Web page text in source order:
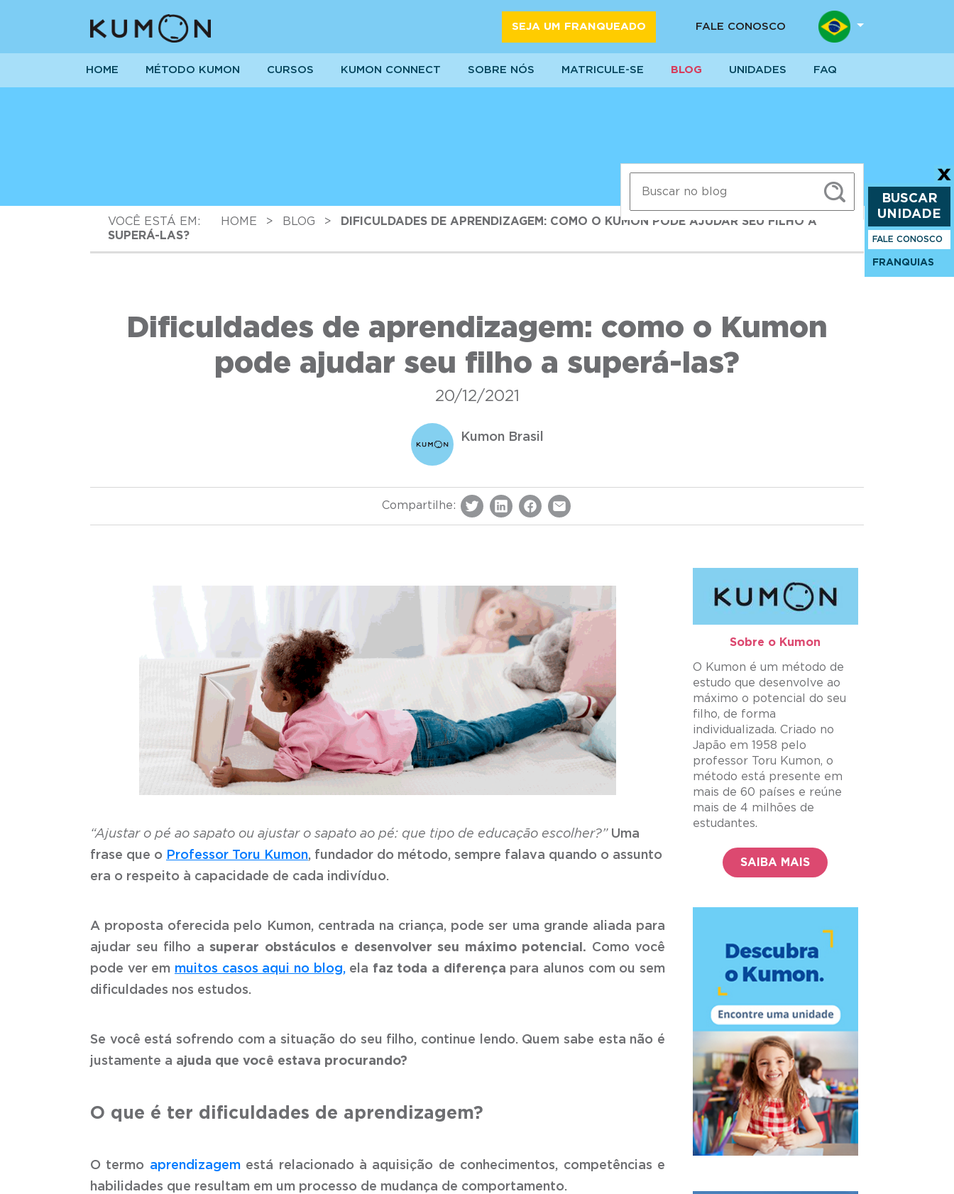
SEJA UM FRANQUEADO FALE CONOSCO
HOME MÉTODO KUMON CURSOS KUMON CONNECT SOBRE NÓS MATRICULE-SE BLOG UNIDADES FAQ
VOCÊ ESTÁ EM: HOME > BLOG >
DIFICULDADES DE APRENDIZAGEM: COMO O KUMON PODE AJUDAR SEU FILHO A
SUPERÁ-LAS?
Dificuldades de aprendizagem: como o Kumon
pode ajudar seu filho a superá-las?
20/12/2021
Kumon Brasil
Compartilhe:
“Ajustar o pé ao sapato ou ajustar o sapato ao pé: que tipo de educação escolher?” Uma
frase que o Professor Toru Kumon, fundador do método, sempre falava quando o assunto
era o respeito à capacidade de cada indivíduo.
A proposta oferecida pelo Kumon, centrada na criança, pode ser uma grande aliada para
ajudar seu filho a superar obstáculos e desenvolver seu máximo potencial. Como você
pode ver em muitos casos aqui no blog,ela faz toda a diferença para alunos com ou sem
dificuldades nos estudos.
Se você está sofrendo com a situação do seu filho, continue lendo. Quem sabe esta não é
justamente a ajuda que você estava procurando?
O que é ter dificuldades de aprendizagem?
O termo aprendizagemestá relacionado à aquisição de conhecimentos, competências e
habilidades que resultam em um processo de mudança de comportamento.
Sobre o Kumon​
O Kumon é um método de
estudo que desenvolve ao
máximo o potencial do seu
filho, de forma
individualizada. Criado no
Japão em 1958 pelo
professor Toru Kumon, o
método está presente em
mais de 60 países e reúne
mais de 4 milhões de
estudantes.
SAIBA MAIS
BUSCAR
UNIDADE
FALE CONOSCO
FRANQUIAS